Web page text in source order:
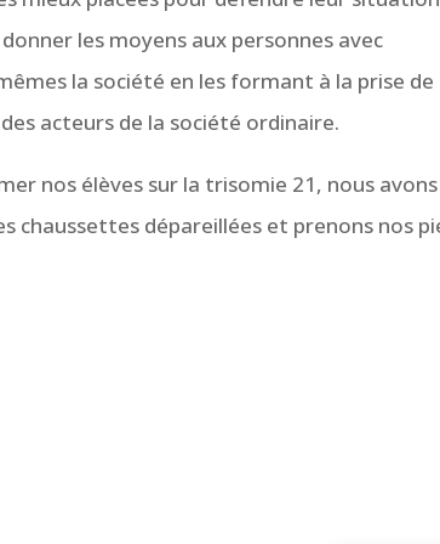
les moyens aux personnes avec
la société en les formant à la prise de
acteurs de la société ordinaire.
nos élèves sur la trisomie 21, nous avons
dépareillées et prenons nos